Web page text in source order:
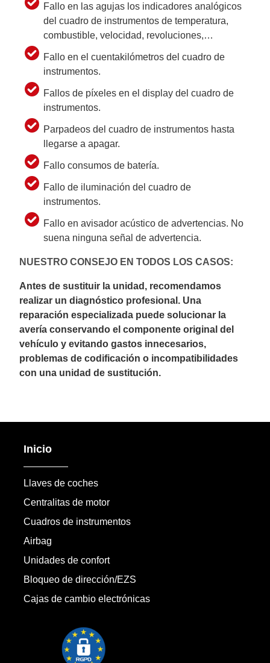
Fallo en las agujas los indicadores analógicos
del cuadro de instrumentos de temperatura,
combustible, velocidad, revoluciones,…
Fallo en el cuentakilómetros del cuadro de
instrumentos.
Fallos de píxeles en el display del cuadro de
instrumentos.
Parpadeos del cuadro de instrumentos hasta
llegarse a apagar.
Fallo consumos de batería.
Fallo de iluminación del cuadro de
instrumentos.
Fallo en avisador acústico de advertencias. No
suena ninguna señal de advertencia.
NUESTRO CONSEJO EN TODOS LOS CASOS:
Antes de sustituir la unidad, recomendamos
realizar un diagnóstico profesional. Una
reparación especializada puede solucionar la
avería conservando el componente original del
vehículo y evitando gastos innecesarios,
problemas de codificación o incompatibilidades
con una unidad de sustitución.
Inicio
Llaves de coches
Centralitas de motor
Cuadros de instrumentos
Airbag
Unidades de confort
Bloqueo de dirección/EZS
Cajas de cambio electrónicas